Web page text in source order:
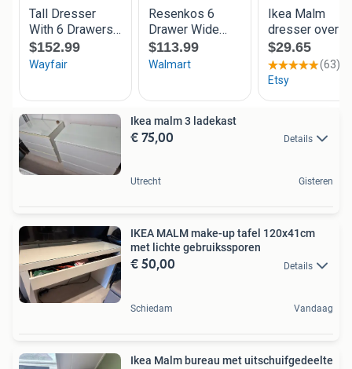
Ikea malm 3 ladekast
€ 75,00 Details
Utrecht Gisteren
IKEA MALM make-up tafel 120x41cm
met lichte gebruikssporen
€ 50,00 Details
Schiedam Vandaag
Ikea Malm bureau met uitschuifgedeelte